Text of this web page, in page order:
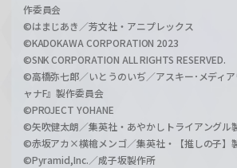
作委員会
©はまじあき／芳文社・アニプレックス
©KADOKAWA CORPORATION 2023
©SNK CORPORATION ALL RIGHTS RESERVED.
©高橋弥七郎／いとうのいぢ／アスキー･メディ
ャナF』製作委員会
©PROJECT YOHANE
©矢吹健太朗／集英社・あやかしトライアングル
©赤坂アカ×横槍メンゴ／集英社・【推しの子】
©Pyramid,Inc.／成子坂製作所